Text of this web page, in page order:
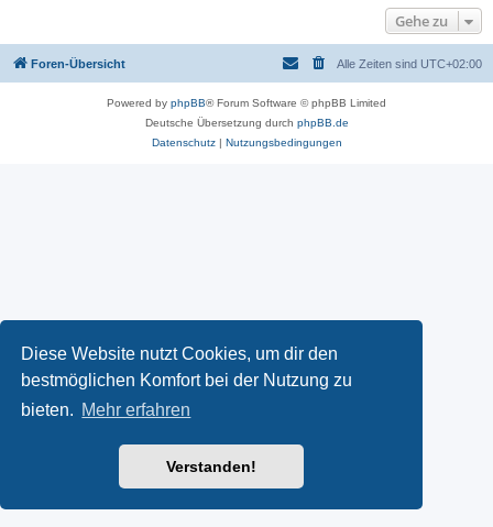
Diese Website nutzt Cookies, um dir den
bestmöglichen Komfort bei der Nutzung zu
bieten. Mehr erfahren
Verstanden!
Gehe zu
Foren-Übersicht Alle Zeiten sind UTC+02:00
Powered by phpBB® Forum Software © phpBB Limited
Deutsche Übersetzung durch phpBB.de
Datenschutz| Nutzungsbedingungen